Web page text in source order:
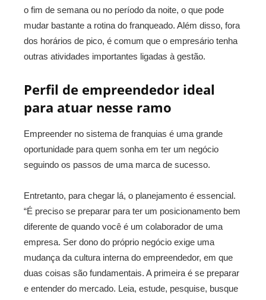
o fim de semana ou no período da noite, o que pode
mudar bastante a rotina do franqueado. Além disso, fora
dos horários de pico, é comum que o empresário tenha
outras atividades importantes ligadas à gestão.
Perfil de empreendedor ideal
para atuar nesse ramo
Empreender no sistema de franquias é uma grande
oportunidade para quem sonha em ter um negócio
seguindo os passos de uma marca de sucesso.
Entretanto, para chegar lá, o planejamento é essencial.
“É preciso se preparar para ter um posicionamento bem
diferente de quando você é um colaborador de uma
empresa. Ser dono do próprio negócio exige uma
mudança da cultura interna do empreendedor, em que
duas coisas são fundamentais. A primeira é se preparar
e entender do mercado. Leia, estude, pesquise, busque